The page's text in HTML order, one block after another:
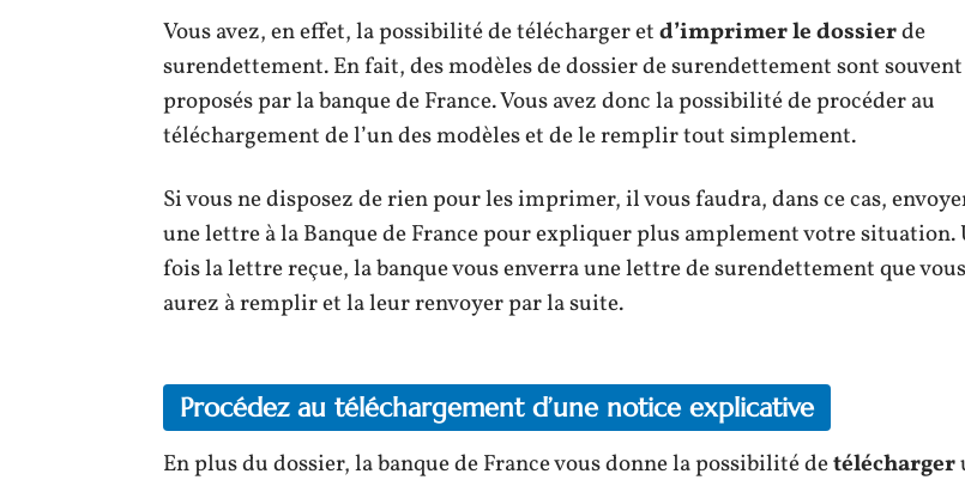
Vous avez, en effet, la possibilité de télécharger etd’imprimer le dossierde
surendettement. En fait, des modèles de dossier de surendettement sont souvent
proposés par la banque de France. Vous avez donc la possibilité de procéder au
téléchargement de l’un des modèles et de le remplir tout simplement.
Si vous ne disposez de rien pour les imprimer, il vous faudra, dans ce cas,
une lettre à la Banque de France pour expliquer plus amplement votre situation.
fois la lettre reçue, la banque vous enverra une lettre de surendettement que vous
aurez à remplir et la leur renvoyer par la suite.
Procédez au téléchargement d’une notice explicative
En plus du dossier, la banque de France vous donne la possibilité detélécharger